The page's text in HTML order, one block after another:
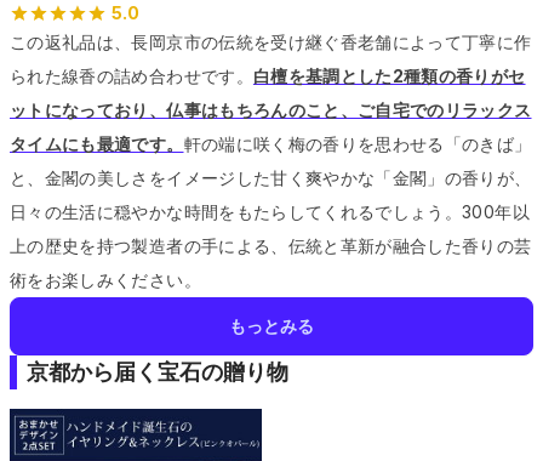
5.0
この返礼品は、長岡京市の伝統を受け継ぐ香老舗によって丁寧に作
られた線香の詰め合わせです。 白檀を基調とした2種類の香りがセ
ットになっており、仏事はもちろんのこと、ご自宅でのリラックス
タイムにも最適です。 軒の端に咲く梅の香りを思わせる「のきば」
と、金閣の美しさをイメージした甘く爽やかな「金閣」の香りが、
日々の生活に穏やかな時間をもたらしてくれるでしょう。300年以
上の歴史を持つ製造者の手による、伝統と革新が融合した香りの芸
術をお楽しみください。
もっとみる
京都から届く宝石の贈り物